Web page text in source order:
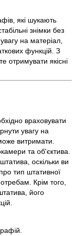
які шукають
знімки без
на матеріал,
функцій. З
якісні
враховувати
увагу на
витримати.
та об'єктива.
оскільки ви
тип штативної
Крім того,
його